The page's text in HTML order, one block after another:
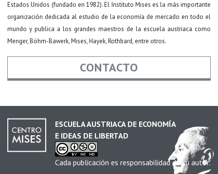
Estados Unidos (fundado en 1982). El Instituto Mises es la más importante
organización dedicada al estudio de la economía de mercado en todo el
mundo y publica a los grandes maestros de la escuela austriaca como
Menger, Böhm-Bawerk, Mises, Hayek, Rothbard, entre otros.
CONTACTO
Email *
ESCUELA AUSTRIACA DE ECONOMÍA
E IDEAS DE LIBERTAD
Cada publicación es responsabilidad de su autor.